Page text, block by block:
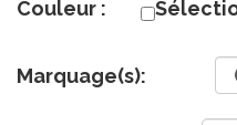
Couleur :
Marquage(s):